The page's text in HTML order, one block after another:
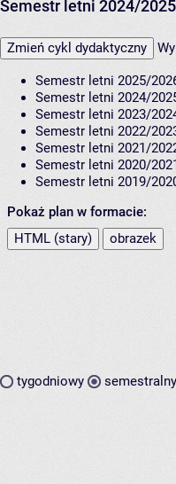
Semestr letni 2024/2025
Zmień cykl dydaktyczny
Semestr letni 2025/
Semestr letni 2024/
Semestr letni 2023/
Semestr letni 2022/
Semestr letni 2021/
Semestr letni 2020/
Semestr letni 2019/
Pokaż plan w formacie:
HTML (stary)
obrazek
tygodniowy semestralny